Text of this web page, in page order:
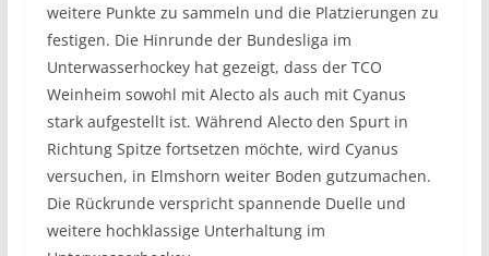
weitere Punkte zu sammeln und die Platzierungen zu
festigen. Die Hinrunde der Bundesliga im
Unterwasserhockey hat gezeigt, dass der TCO
Weinheim sowohl mit Alecto als auch mit Cyanus
stark aufgestellt ist. Während Alecto den Spurt in
Richtung Spitze fortsetzen möchte, wird Cyanus
versuchen, in Elmshorn weiter Boden gutzumachen.
Die Rückrunde verspricht spannende Duelle und
weitere hochklassige Unterhaltung im